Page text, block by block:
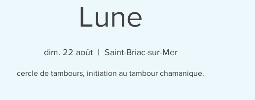
Lune
dim. 22 août
  |
Saint-Briac-sur-Mer
cercle de tambours, initiation au tambour chamanique.